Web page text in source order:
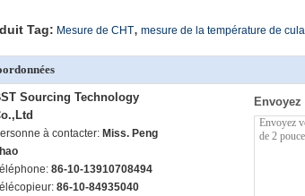
Tag: Mesure de CHT, mesure de la température de
Sourcing Technology
à contacter: Miss. Peng
86-10-13910708494
86-10-84935040